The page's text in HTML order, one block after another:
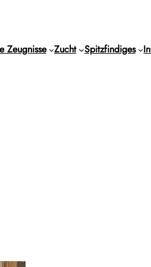
Zeugnisse Zucht Spitzfindiges